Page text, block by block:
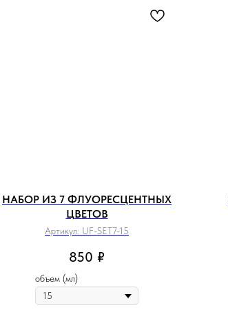
НАБОР ИЗ 7 ФЛУОРЕСЦЕНТНЫХ
ЦВЕТОВ
Артикул: UF-SET7-15
850 ₽
объем (мл)